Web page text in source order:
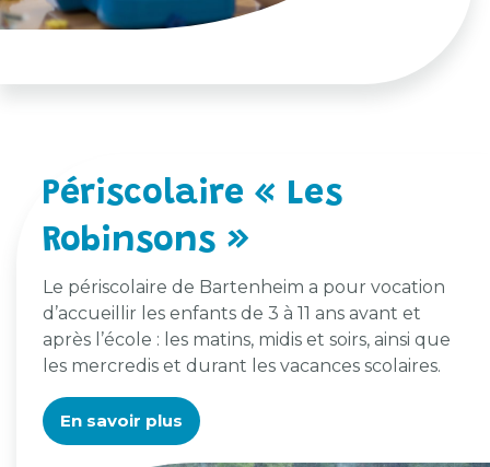
Périscolaire « Les
Robinsons »
Le périscolaire de Bartenheim a pour vocation
d’accueillir les enfants de 3 à 11 ans avant et
après l’école : les matins, midis et soirs, ainsi que
les mercredis et durant les vacances scolaires.
En savoir plus